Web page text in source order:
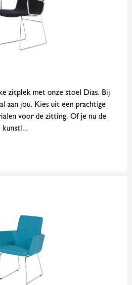
zitplek met onze stoel Dias. Bij
aan jou. Kies uit een prachtige
voor de zitting. Of je nu de
kunstl...